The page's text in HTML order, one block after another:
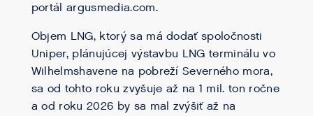
portál argusmedia.com.
Objem LNG, ktorý sa má dodať spoločnosti
Uniper, plánujúcej výstavbu LNG terminálu vo
Wilhelmshavene na pobreží Severného mora,
sa od tohto roku zvyšuje až na 1 mil. ton ročne
a od roku 2026 by sa mal zvýšiť až na